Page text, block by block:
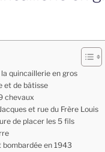
quincaillerie en gros
et de bâtisse
chevaux
et rue du Frère Louis
de placer les 5 fils
bombardée en 1943